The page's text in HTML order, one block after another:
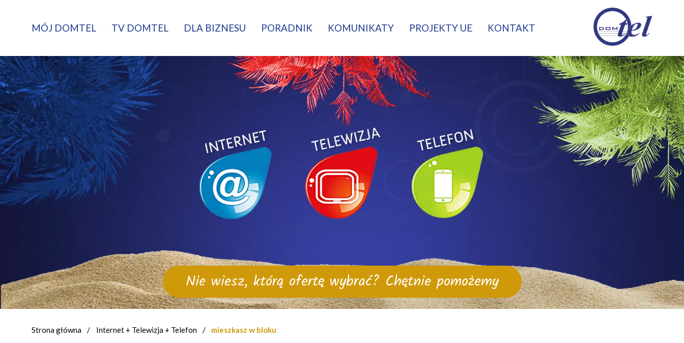
MÓJ DOMTEL TV DOMTEL DLA BIZNESU PORADNIK KOMUNIKATY PROJEKTY UE KONTAKT
Nie wiesz, którą ofertę wybrać? Chętnie pomożemy
Strona główna / Internet + Telewizja + Telefon / mieszkasz w bloku